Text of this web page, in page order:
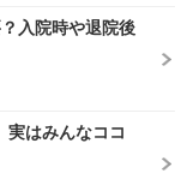
入院時や退院後
実はみんなココ